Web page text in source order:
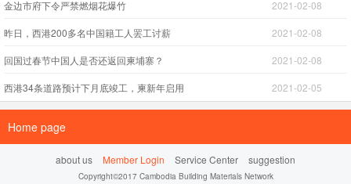
金边市府下令严禁燃烟花爆竹 2021-02-08
昨日，西港200多名中国籍工人罢工讨薪 2021-02-08
回国过春节中国人是否还返回柬埔寨？ 2021-02-08
西港34条道路预计下月底竣工，柬新年启用 2021-02-05
Home page
about us Member Login Service Center suggestion
Copyright©2017 Cambodia Building Materials Network